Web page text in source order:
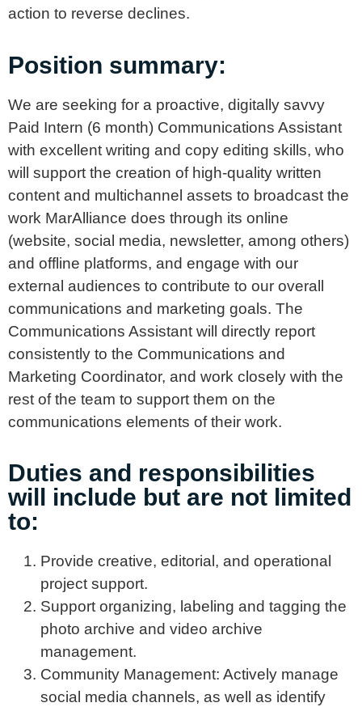
action to reverse declines.
Position summary:
We are seeking for a proactive, digitally savvy
Paid Intern (6 month) Communications Assistant
with excellent writing and copy editing skills, who
will support the creation of high-quality written
content and multichannel assets to broadcast the
work MarAlliance does through its online
(website, social media, newsletter, among others)
and offline platforms, and engage with our
external audiences to contribute to our overall
communications and marketing goals. The
Communications Assistant will directly report
consistently to the Communications and
Marketing Coordinator, and work closely with the
rest of the team to support them on the
communications elements of their work.
Duties and responsibilities
will include but are not limited
to:
Provide creative, editorial, and operational
project support.
Support organizing, labeling and tagging the
photo archive and video archive
management.
Community Management: Actively manage
social media channels, as well as identify